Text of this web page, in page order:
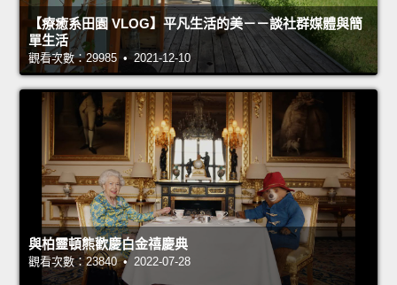
【療癒系田園 VLOG】平凡生活的美－－談社群媒體與簡
單生活
觀看次數：29985 • 2021-12-10
與柏靈頓熊歡慶白金禧慶典
觀看次數：23840 • 2022-07-28